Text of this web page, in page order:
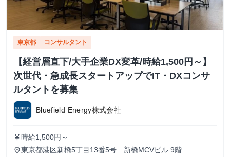
東京都 コンサルタント
【経営層直下/大手企業DX変革/時給1,500円～】
次世代・急成長スタートアップでIT・DXコンサ
ルタントを募集
Bluefield Energy株式会社
currency_yen 時給1,500円～
place東京都港区新橋5丁目13番5号 新橋MCVビル 9階